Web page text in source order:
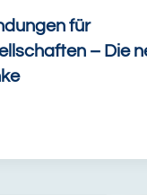
für
– Die